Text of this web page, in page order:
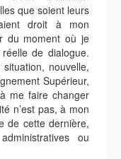
que soient leurs
droit à mon
du moment où je
de dialogue.
nouvelle,
Supérieur,
me faire changer
n’est pas, à mon
de cette dernière,
ou